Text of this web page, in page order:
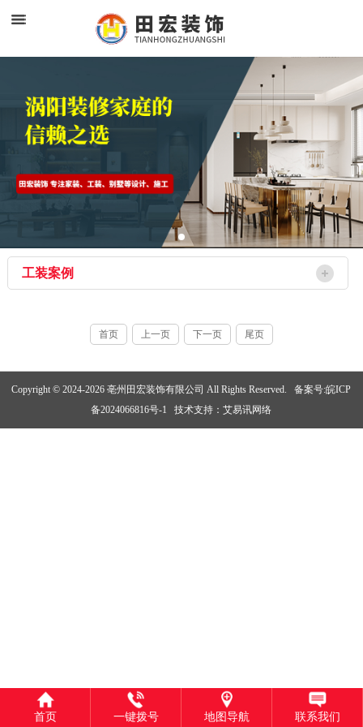
工装案例
首页 上一页 下一页 尾页
Copyright © 2024-2026 亳州田宏装饰有限公司 All Rights Reserved.
备案号:皖ICP
备2024066816号-1
技术支持：艾易讯网络
首页 一键拨号 地图导航 联系我们